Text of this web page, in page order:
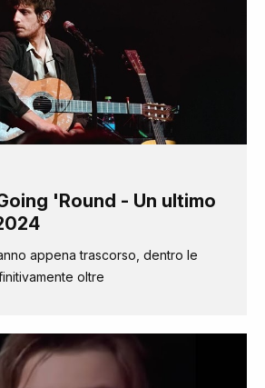
'Round - Un ultimo
appena trascorso, dentro le
oltre